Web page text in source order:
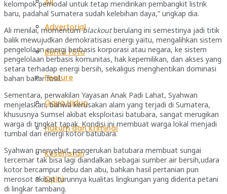
Advertorial
Berita Foto
Feature
Gaya Hidup
Hukum dan Kriminal
Kesehatan
Opini
kelompok pemodal untuk tetap mendirikan pembangkit listrik
baru, padahal Sumatera sudah kelebihan daya,” ungkap dia.
Ali menilai, momentumblackoutberulang ini semestinya jadi titik
balik mewujudkan demokratisasi energi yaitu, mengalihkan sistem
pengelolaan energi berbasis korporasi atau negara, ke sistem
pengelolaan berbasis komunitas, hak kepemilikan, dan akses yang
setara terhadap energi bersih, sekaligus menghentikan dominasi
bahan bakar fosil.
Sementara, perwakilan Yayasan Anak Padi Lahat, Syahwan
menjelaskan, bahwa kerusakan alam yang terjadi di Sumatera,
khususnya Sumsel akibat eksploitasi batubara, sangat merugikan
warga di tingkat tapak. Kondisi ini membuat warga lokal menjadi
tumbal dari energi kotor batubara.
Syahwan menyebut, pengerukan batubara membuat sungai
tercemar tak bisa lagi diandalkan sebagai sumber air bersih,udara
kotor bercampur debu dan abu, bahkan hasil pertanian pun
merosot akibat turunnya kualitas lingkungan yang diderita petani
di lingkar tambang.